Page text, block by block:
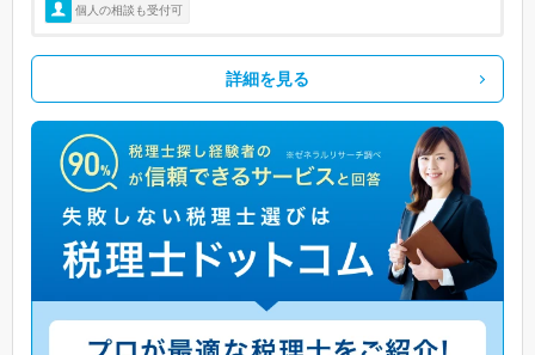
個人の相談も受付可
詳細を見る